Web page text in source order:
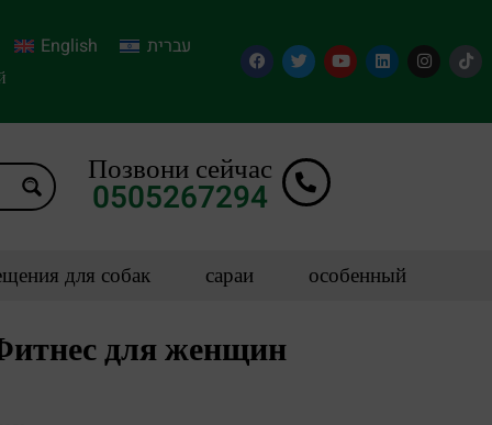
English
עברית
Позвони сейчас
0505267294
для собак сараи особенный
для женщин